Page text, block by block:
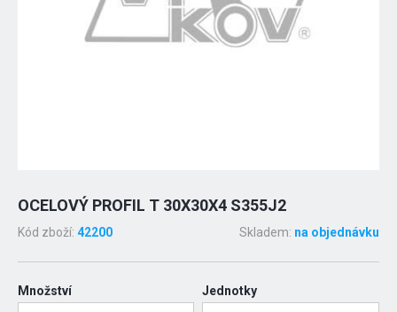
OCELOVÝ PROFIL T 30X30X4 S355J2
Kód zboží: 42200 Skladem: na objednávku
Množství Jednotky